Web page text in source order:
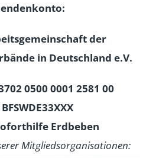
der
in Deutschland e.V.
0500 0001 2581 00
Erdbeben
Mitgliedsorganisationen: